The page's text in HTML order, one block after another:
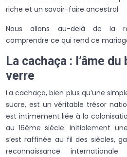
riche et un savoir-faire ancestral.
Nous allons au-delà de la
comprendre ce qui rend ce
La cachaça : l’âme
verre
La cachaça, bien plus qu’une
sucre, est un véritable trésor
est intimement liée à la
au 16ème siècle. Initialement
s’est raffinée au fil des siècles,
reconnaissance